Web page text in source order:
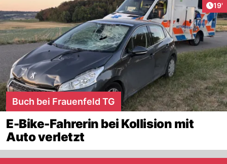
19'
Buch bei Frauenfeld TG
E-Bike-Fahrerin bei Kollision mit
Auto verletzt